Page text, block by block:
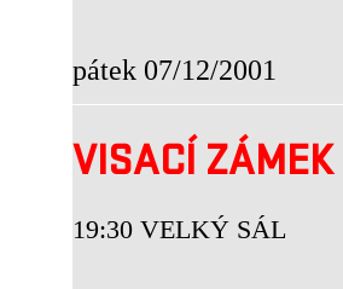
pátek 07/12/2001
VISACÍ ZÁMEK
19:30 VELKÝ SÁL